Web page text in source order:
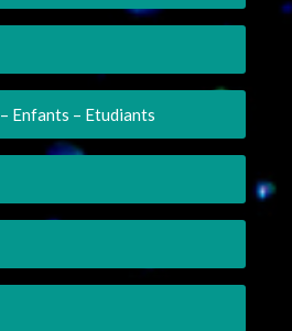
Enfants – Etudiants